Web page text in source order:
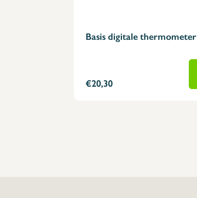
Basis digitale thermometer
€20,30